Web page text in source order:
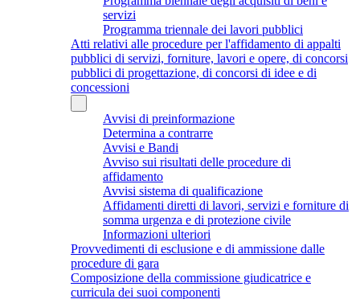
servizi
Programma triennale dei lavori pubblici
Atti relativi alle procedure per l'affidamento di appalti
pubblici di servizi, forniture, lavori e opere, di concorsi
pubblici di progettazione, di concorsi di idee e di
concessioni
Avvisi di preinformazione
Determina a contrarre
Avvisi e Bandi
Avviso sui risultati delle procedure di
affidamento
Avvisi sistema di qualificazione
Affidamenti diretti di lavori, servizi e forniture di
somma urgenza e di protezione civile
Informazioni ulteriori
Provvedimenti di esclusione e di ammissione dalle
procedure di gara
Composizione della commissione giudicatrice e
curricula dei suoi componenti